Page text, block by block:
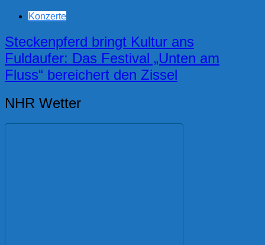
Konzerte
Steckenpferd bringt Kultur ans
Fuldaufer: Das Festival „Unten am
Fluss“ bereichert den Zissel
NHR Wetter